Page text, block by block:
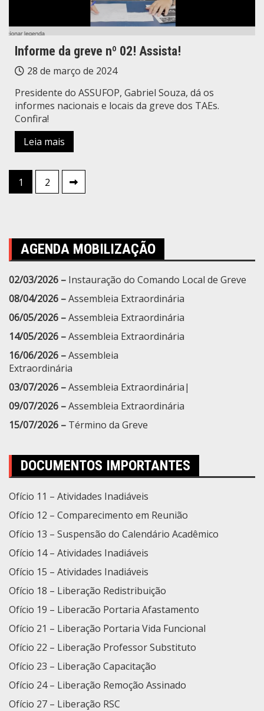
Informe da greve nº 02! Assista!
28 de março de 2024
Presidente do ASSUFOP, Gabriel Souza, dá os
informes nacionais e locais da greve dos TAEs.
Confira!
Leia mais
Paginação
de
1 2
AGENDA MOBILIZAÇÃO
02/03/2026 – Instauração do Comando Local de Greve
08/04/2026 –Assembleia Extraordinária
06/05/2026 –Assembleia Extraordinária
14/05/2026 –Assembleia Extraordinária
16/06/2026 –Assembleia
Extraordinária
03/07/2026 –Assembleia Extraordinária|
09/07/2026 –Assembleia Extraordinária
15/07/2026 – Término da Greve
DOCUMENTOS IMPORTANTES
Ofício 11 – Atividades Inadiáveis
Ofício 12 – Comparecimento em Reunião
Ofício 13 – Suspensão do Calendário Acadêmico
Ofício 14 – Atividades Inadiáveis
Ofício 15 – Atividades Inadiáveis
Ofício 18 – Liberação Redistribuição
Ofício 19 – Liberacão Portaria Afastamento
Ofício 21 – Liberação Portaria Vida Funcional
Ofício 22 – Liberação Professor Substituto
Ofício 23 – Liberação Capacitação
Ofício 24 – Liberação Remoção Assinado
Ofício 27 – Liberação RSC